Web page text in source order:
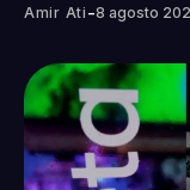
Amir Ati -8 agosto